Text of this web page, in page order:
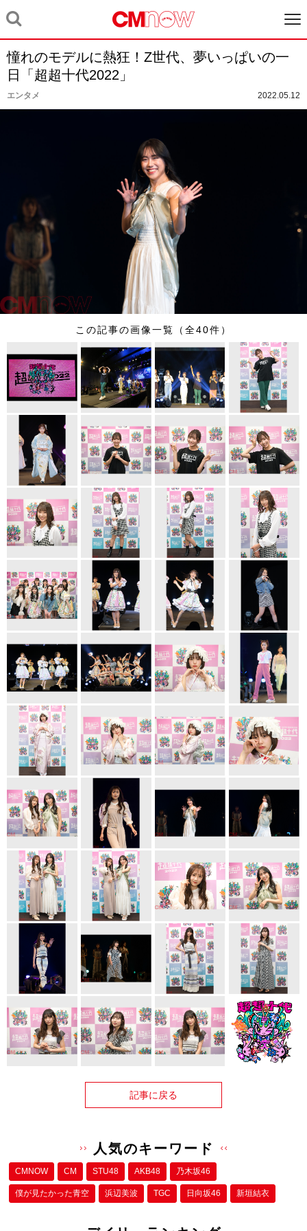
憧れのモデルに熱狂！Z世代、夢いっぱいの一
日「超超十代2022」
エンタメ 2022.05.12
この記事の画像一覧（全40件）
記事に戻る
人気のキーワード
CMNOW CM STU48 AKB48 乃木坂46
僕が⾒たかった⻘空 浜辺美波 TGC 日向坂46 新垣結衣